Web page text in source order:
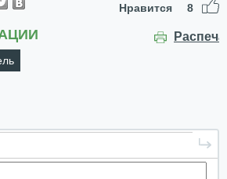
Нравится 8